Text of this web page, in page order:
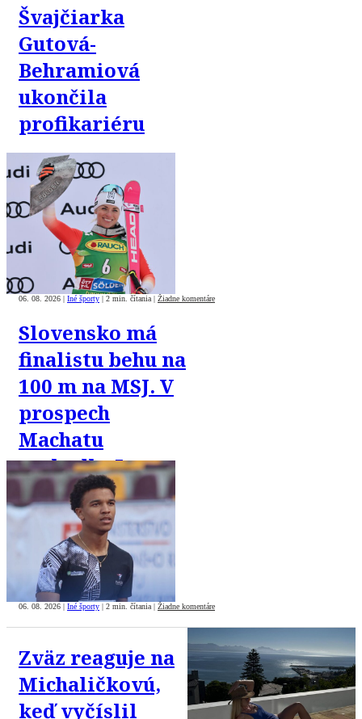
Švajčiarka
Gutová-
Behramiová
ukončila
profikariéru
06. 08. 2026 | Iné športy | 2 min. čítania | Žiadne komentáre
Slovensko má
finalistu behu na
100 m na MSJ. V
prospech
Machatu
rozhodlo 5
tisícin sekundy
06. 08. 2026 | Iné športy | 2 min. čítania | Žiadne komentáre
Zväz reaguje na
Michaličkovú,
keď vyčíslil